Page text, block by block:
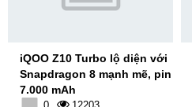
iQOO Z10 Turbo lộ diện với
Snapdragon 8 mạnh mẽ, pin
7.000 mAh